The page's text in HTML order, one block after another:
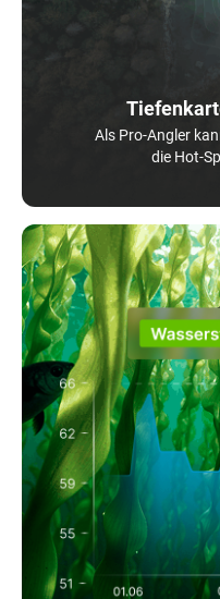
Als Pro-Angler
die Hot-